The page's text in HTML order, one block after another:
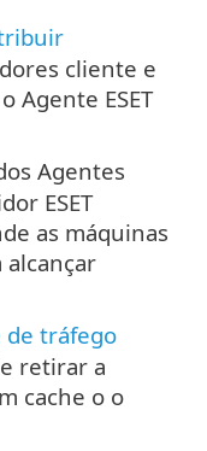
cliente e
Agente ESET
Agentes
ESET
as máquinas
alcançar
de tráfego
retirar a
cache o o